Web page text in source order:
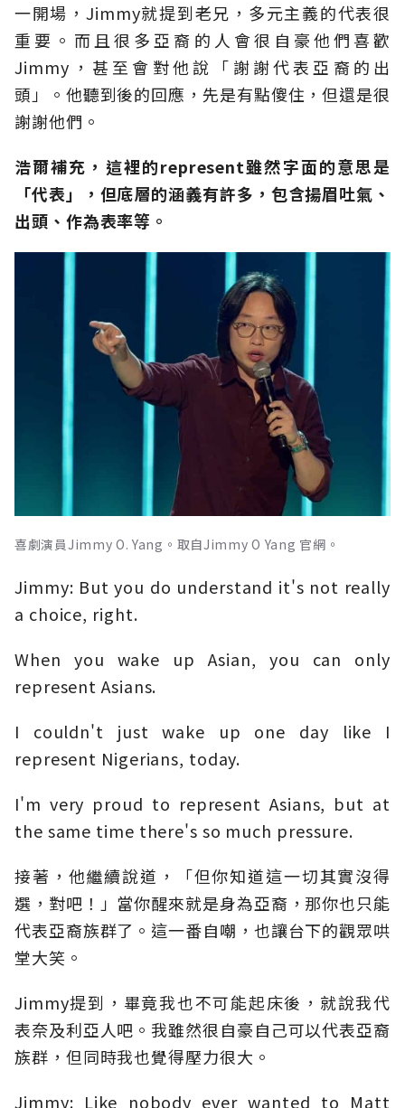
一開場，Jimmy就提到老兄，多元主義的代表很
重要。而且很多亞裔的人會很自豪他們喜歡
Jimmy，甚至會對他說「謝謝代表亞裔的出
頭」。他聽到後的回應，先是有點傻住，但還是很
謝謝他們。
浩爾補充，這裡的represent雖然字面的意思是
「代表」，但底層的涵義有許多，包含揚眉吐氣、
出頭、作為表率等。
喜劇演員Jimmy O. Yang。取自Jimmy O Yang 官網。
Jimmy: But you do understand it's not really
a choice, right.
When you wake up Asian, you can only
represent Asians.
I couldn't just wake up one day like I
represent Nigerians, today.
I'm very proud to represent Asians, but at
the same time there's so much pressure.
接著，他繼續說道，「但你知道這一切其實沒得
選，對吧！」當你醒來就是身為亞裔，那你也只能
代表亞裔族群了。這一番自嘲，也讓台下的觀眾哄
堂大笑。
Jimmy提到，畢竟我也不可能起床後，就說我代
表奈及利亞人吧。我雖然很自豪自己可以代表亞裔
族群，但同時我也覺得壓力很大。
Jimmy: Like nobody ever wanted to Matt